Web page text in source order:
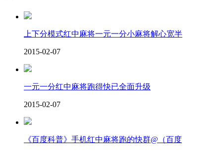
上下分模式红中麻将一元一分小麻将解心宽半
2015-02-07
一元一分红中麻将跑得快已全面升级
2015-02-07
《百度科普》手机红中麻将跑的快群@（百度